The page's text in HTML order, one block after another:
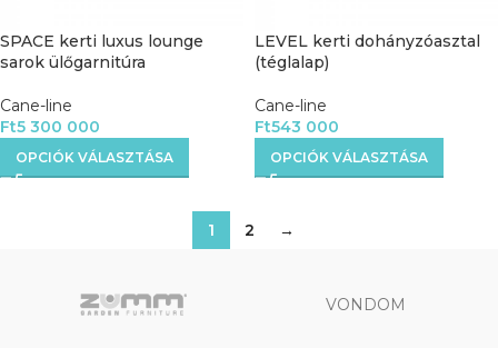
SPACE kerti luxus lounge
sarok ülőgarnitúra
Cane-line
Ft5 300 000
OPCIÓK VÁLASZTÁSA
LEVEL kerti dohányzóasztal
(téglalap)
Cane-line
Ft543 000
OPCIÓK VÁLASZTÁSA
1 2 →
VONDOM